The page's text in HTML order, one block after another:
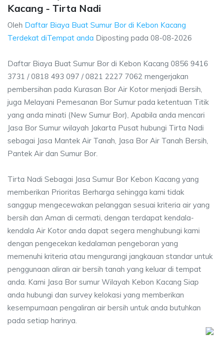
Kacang - Tirta Nadi
Oleh Daftar Biaya Buat Sumur Bor di Kebon Kacang
Terdekat diTempat anda Diposting pada 08-08-2026
Daftar Biaya Buat Sumur Bor di Kebon Kacang 0856 9416
3731 / 0818 493 097 / 0821 2227 7062 mengerjakan
pembersihan pada Kurasan Bor Air Kotor menjadi Bersih,
juga Melayani Pemesanan Bor Sumur pada ketentuan Titik
yang anda minati (New Sumur Bor), Apabila anda mencari
Jasa Bor Sumur wilayah Jakarta Pusat hubungi Tirta Nadi
sebagai Jasa Mantek Air Tanah, Jasa Bor Air Tanah Bersih,
Pantek Air dan Sumur Bor.
Tirta Nadi Sebagai Jasa Sumur Bor Kebon Kacang yang
memberikan Prioritas Berharga sehingga kami tidak
sanggup mengecewakan pelanggan sesuai kriteria air yang
bersih dan Aman di cermati, dengan terdapat kendala-
kendala Air Kotor anda dapat segera menghubungi kami
dengan pengecekan kedalaman pengeboran yang
memenuhi kriteria atau mengurangi jangkauan standar untuk
penggunaan aliran air bersih tanah yang keluar di tempat
anda. Kami Jasa Bor sumur Wilayah Kebon Kacang Siap
anda hubungi dan survey kelokasi yang memberikan
kesempurnaan pengaliran air bersih untuk anda butuhkan
pada setiap harinya.